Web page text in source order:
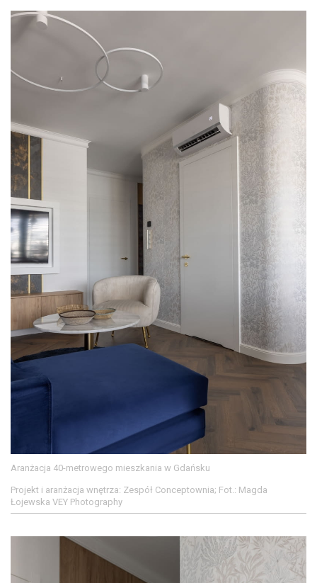
Aranżacja 40-metrowego mieszkania w Gdańsku
Projekt i aranżacja wnętrza: Zespół Conceptownia; Fot.: Magda
Łojewska VEY Photography